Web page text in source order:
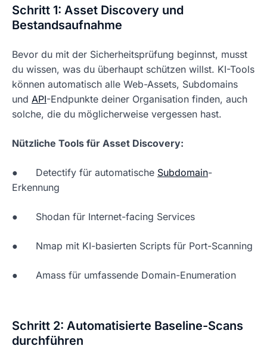
Schritt 1: Asset Discovery und
Bestandsaufnahme
Bevor du mit der Sicherheitsprüfung beginnst, musst
du wissen, was du überhaupt schützen willst. KI-Tools
können automatisch alle Web-Assets, Subdomains
und API-Endpunkte deiner Organisation finden, auch
solche, die du möglicherweise vergessen hast.
Nützliche Tools für Asset Discovery:
● Detectify für automatische Subdomain-
Erkennung
● Shodan für Internet-facing Services
● Nmap mit KI-basierten Scripts für Port-Scanning
● Amass für umfassende Domain-Enumeration
Schritt 2: Automatisierte Baseline-Scans
durchführen